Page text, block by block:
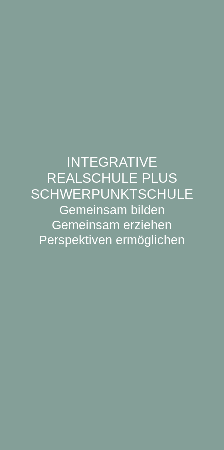
INTEGRATIVE
REALSCHULE PLUS
SCHWERPUNKTSCHULE
Gemeinsam bilden
Gemeinsam erziehen
Perspektiven ermöglichen